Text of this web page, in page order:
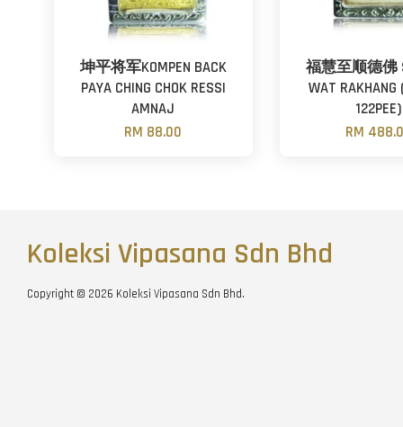
坤平将军KOMPEN BACK
PAYA CHING CHOK RESSI
AMNAJ
RM 88.00
福慧至顺德佛
WAT RAKHANG
122PEE)
RM
Koleksi Vipasana Sdn Bhd
Copyright © 2026 Koleksi Vipasana Sdn Bhd.